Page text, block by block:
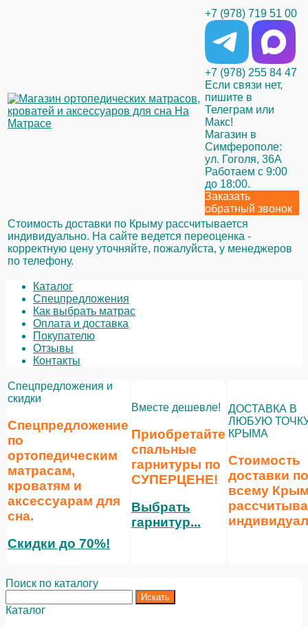
+7 (978) 719 51 00
+7 (978) 255 84 47
Если связи нет,
пишите в
Телеграм или
Макс!
Магазин в
Симферополе:
ул. Гоголя, 36А
Работаем с 9:00
до 18:00.
Заказать
обратный звонок
Стоимость доставки по Крыму рассчитывается
индивидуально. На сайте ведется переоценка -
корректную цену уточняйте, пожалуйста, у менеджеров
по телефону.
Каталог
Спецпредложения
Как выбрать матрас
Оплата и доставка
Покупателю
Отзывы
Контакты
Спецпредложения и
скидки
Спецпредложение
по
ортопедическим
матрасам,
кроватям и
аксессуарам для
сна.
Скидки до 70%!
Вместе дешевле!
Приобретайте
спальные
гарнитуры по
СУПЕРЦЕНЕ!
Выбрать
гарнитур...
ДОСТАВКА В
ЛЮБУЮ
КРЫМА
Стоимость
доставки по
всему
Поиск по каталогу
Каталог